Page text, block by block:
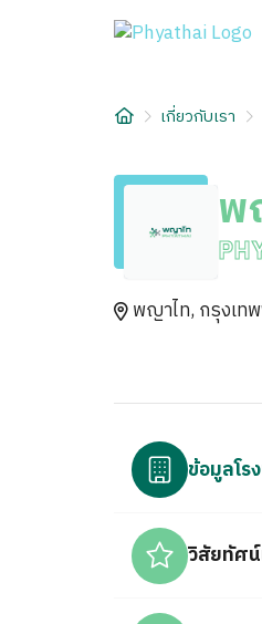
English 中文
บทความ
เกี่ยวกับเรา
สาขาโรงพยาบาล
เกี่ยวกับเรา
พ
พญาไท, กรุงเท
ข้อมูลโร
วิสัยทัศ